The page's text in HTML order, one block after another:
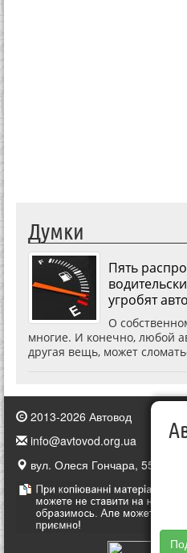
Думки
Пять
угробят
О
многие. И конечно, любой
другая вещь, может
2013-2026 Автовод
info@avtovod.org.ua
вул. Олеся Гончара, 55, Київ,